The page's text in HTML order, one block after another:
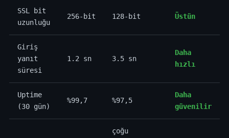
SSL bit
uzunluğu
256-bit 128-bit Üstün
Giriş
yanıt
süresi
1.2 sn 3.5 sn
Daha
hızlı
Uptime
(30 gün)
%99,7 %97,5
Daha
güvenilir
çoğu